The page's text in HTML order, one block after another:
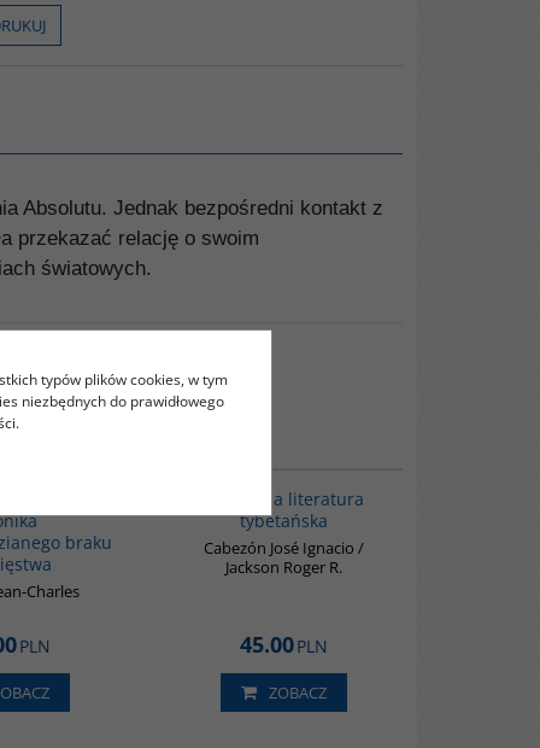
Absolutu. Jednak bezpośredni kontakt z
przekazać relację o swoim
światowych.
braku
Charles
PLN
Klasyczna literatura
tybetańska
Cabezón José Ignacio /
Jackson Roger R.
45.00PLN
ZOBACZ
typów plików cookies, w tym
niezbędnych do prawidłowego